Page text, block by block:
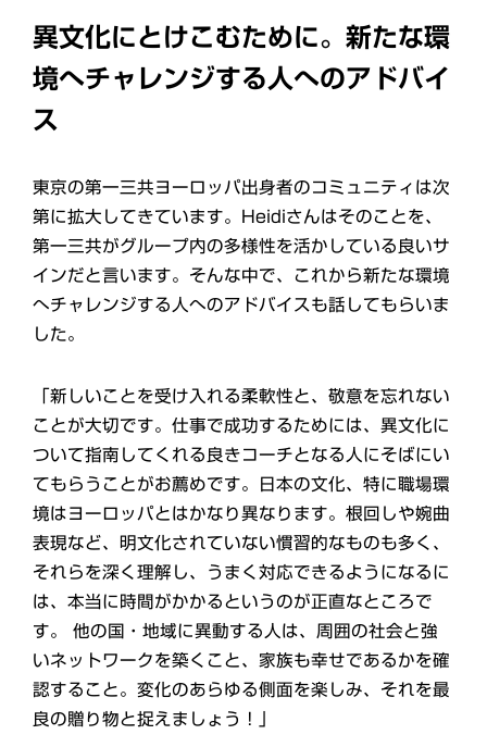
異文化にとけこむために。新たな環
境へチャレンジする人へのアドバイ
ス
東京の第一三共ヨーロッパ出身者のコミュニティは次
第に拡大してきています。Heidiさんはそのことを、
第一三共がグループ内の多様性を活かしている良いサ
インだと言います。そんな中で、これから新たな環境
へチャレンジする人へのアドバイスも話してもらいま
した。
「新しいことを受け入れる柔軟性と、敬意を忘れない
ことが大切です。仕事で成功するためには、異文化に
ついて指南してくれる良きコーチとなる人にそばにい
てもらうことがお薦めです。日本の文化、特に職場環
境はヨーロッパとはかなり異なります。根回しや婉曲
表現など、明文化されていない慣習的なものも多く、
それらを深く理解し、うまく対応できるようになるに
は、本当に時間がかかるというのが正直なところで
す。 他の国・地域に異動する人は、周囲の社会と強
いネットワークを築くこと、家族も幸せであるかを確
認すること。変化のあらゆる側面を楽しみ、それを最
良の贈り物と捉えましょう！」